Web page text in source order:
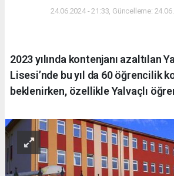
24.06.2024 - 21:33, Güncelleme:
2023 yılında kontenjanı azaltılan
Lisesi’nde bu yıl da 60 öğrencilik
beklenirken, özellikle Yalvaçlı